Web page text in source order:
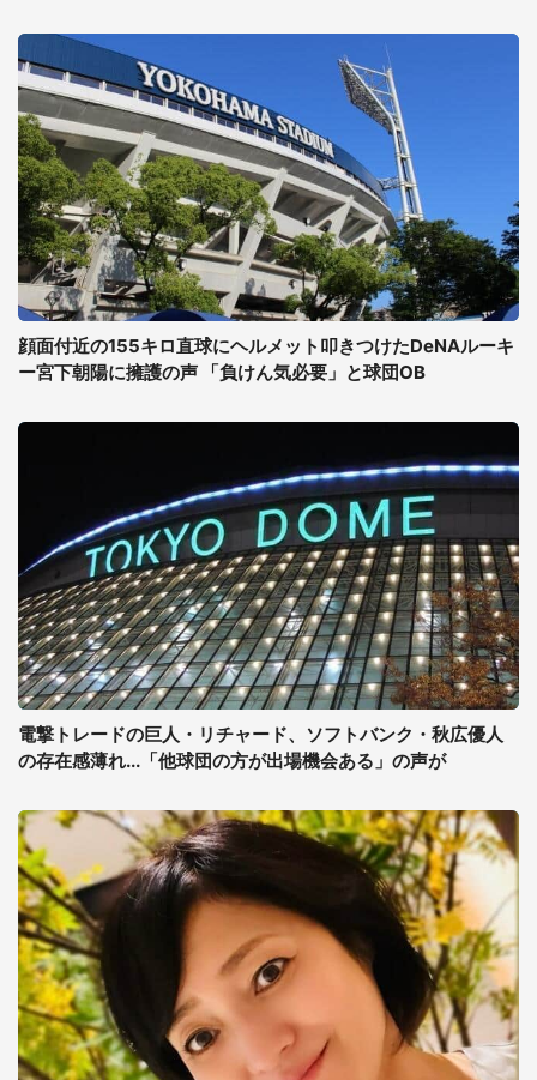
顔面付近の155キロ直球にヘルメット叩きつけたDeNAルーキ
ー宮下朝陽に擁護の声 「負けん気必要」と球団OB
電撃トレードの巨人・リチャード、ソフトバンク・秋広優人
の存在感薄れ...「他球団の方が出場機会ある」の声が